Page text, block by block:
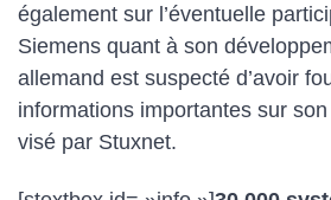
également sur l’éventuelle
Siemens quant à son
allemand est suspecté d’avoir
informations importantes sur
visé par Stuxnet.